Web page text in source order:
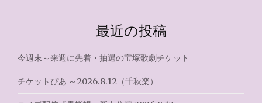
ゲ
ー
シ
最近の投稿
今週末～来週に先着・抽選の宝塚歌劇チケット
チケットぴあ ～2026.8.12（千秋楽）